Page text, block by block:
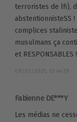
terroristes de lfi),
abstentionnisteSS
complices
musulmans ça
et RESPONSABLES !
09/02/2025, 12:44:39
Fabienne DE***Y
Les médias ne